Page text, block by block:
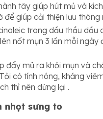
tây giúp hút mủ và
để giúp cải thiện lưu
trong dầu thầu dầu
nốt mụn 3 lần mỗi
đẩy mủ ra khỏi mụn và
có tính nóng, kháng
thì nên dừng lại .
nhọt sưng to